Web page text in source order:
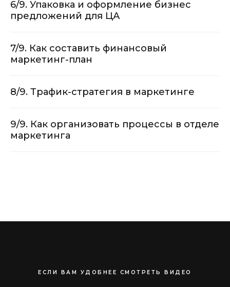
6/9. Упаковка и оформление бизнес
предложений для ЦА
7/9. Как составить финансовый
маркетинг-план
8/9. Трафик-стратегия в маркетинге
9/9. Как организовать процессы в отделе
маркетинга
ЕСЛИ ВАМ УДОБНЕЕ СМОТРЕТЬ ВИДЕО